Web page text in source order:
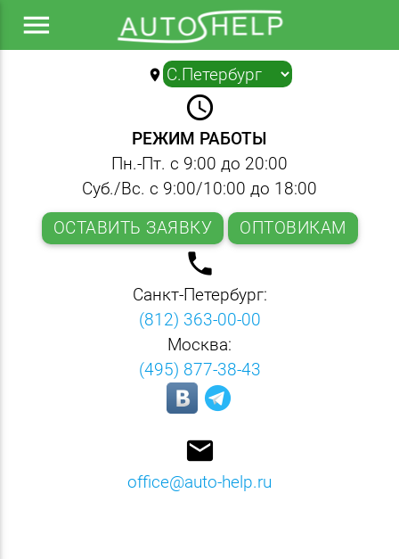
menu
location_on ▼
query_builder
РЕЖИМ РАБОТЫ
Пн.-Пт. с 9:00 до 20:00
Суб./Вс. с 9:00/10:00 до 18:00
ОСТАВИТЬ ЗАЯВКУ
ОПТОВИКАМ
local_phone
Санкт-Петербург:
(812) 363-00-00
Москва:
(495) 877-38-43
email
office@auto-help.ru